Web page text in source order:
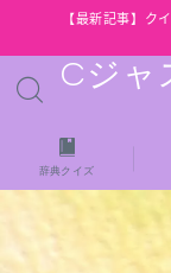
【最新記事】ク
Cジャ
MENU
HOME
【最新】クイ
辞典クイズ